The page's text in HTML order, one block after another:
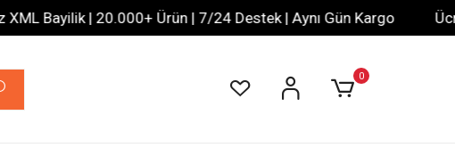
Bayilik | 20.000+ Ürün | 7/24 Destek | Aynı Gün Kargo
0